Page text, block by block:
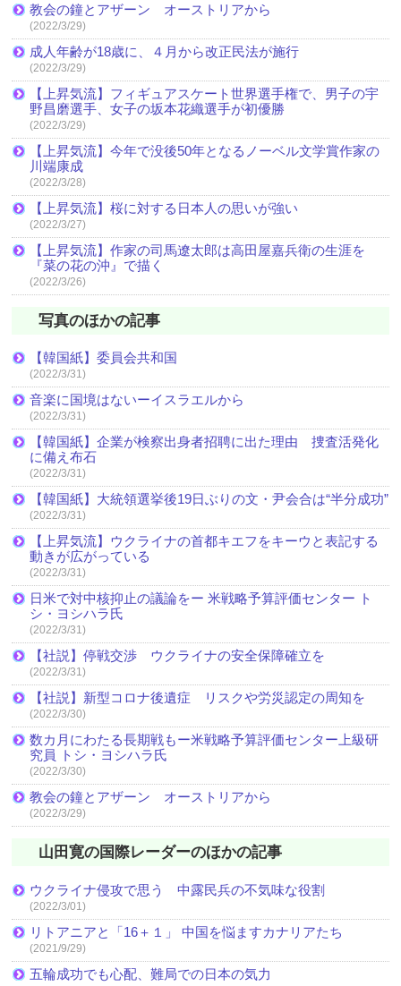
教会の鐘とアザーン オーストリアから
(2022/3/29)
成人年齢が18歳に、４月から改正民法が施行
(2022/3/29)
【上昇気流】フィギュアスケート世界選手権で、男子の宇
野昌磨選手、女子の坂本花織選手が初優勝
(2022/3/29)
【上昇気流】今年で没後50年となるノーベル文学賞作家の
川端康成
(2022/3/28)
【上昇気流】桜に対する日本人の思いが強い
(2022/3/27)
【上昇気流】作家の司馬遼太郎は高田屋嘉兵衛の生涯を
『菜の花の沖』で描く
(2022/3/26)
写真のほかの記事
【韓国紙】委員会共和国
(2022/3/31)
音楽に国境はないーイスラエルから
(2022/3/31)
【韓国紙】企業が検察出身者招聘に出た理由 捜査活発化
に備え布石
(2022/3/31)
【韓国紙】大統領選挙後19日ぶりの文・尹会合は“半分成功”
(2022/3/31)
【上昇気流】ウクライナの首都キエフをキーウと表記する
動きが広がっている
(2022/3/31)
日米で対中核抑止の議論をー 米戦略予算評価センター ト
シ・ヨシハラ氏
(2022/3/31)
【社説】停戦交渉 ウクライナの安全保障確立を
(2022/3/31)
【社説】新型コロナ後遺症 リスクや労災認定の周知を
(2022/3/30)
数カ月にわたる長期戦もー米戦略予算評価センター上級研
究員 トシ・ヨシハラ氏
(2022/3/30)
教会の鐘とアザーン オーストリアから
(2022/3/29)
山田寛の国際レーダーのほかの記事
ウクライナ侵攻で思う 中露民兵の不気味な役割
(2022/3/01)
リトアニアと「16＋１」 中国を悩ますカナリアたち
(2021/9/29)
五輪成功でも心配、難局での日本の気力